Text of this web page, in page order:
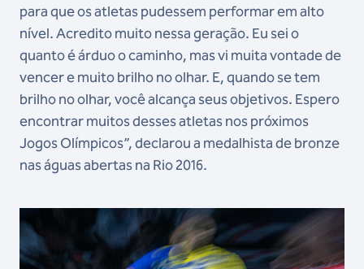
para que os atletas pudessem performar em alto
nível. Acredito muito nessa geração. Eu sei o
quanto é árduo o caminho, mas vi muita vontade de
vencer e muito brilho no olhar. E, quando se tem
brilho no olhar, você alcança seus objetivos. Espero
encontrar muitos desses atletas nos próximos
Jogos Olímpicos”, declarou a medalhista de bronze
nas águas abertas na Rio 2016.